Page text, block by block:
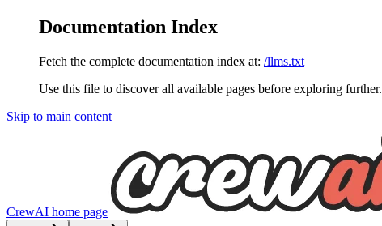
Documentation Index
Fetch the complete documentation index at: /llms.txt
Use this file to discover all available pages before exploring further.
Skip to main content
CrewAI home page